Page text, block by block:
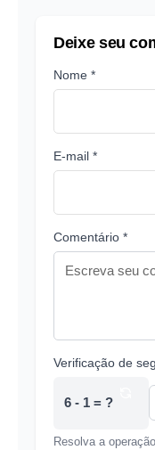
Deixe seu
Nome *
E-mail *
Comentário *
Verificação de
6 - 1 = ?
Resolva a